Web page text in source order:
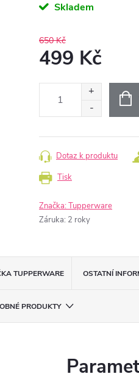
Skladem
650 Kč
499 Kč
Tisk
Dotaz k produktu
Značka:Tupperware
Záruka: 2 roky
TUPPERWARE OSTATNÍ
PRODUKTY